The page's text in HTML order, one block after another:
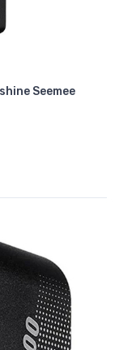
Seemee